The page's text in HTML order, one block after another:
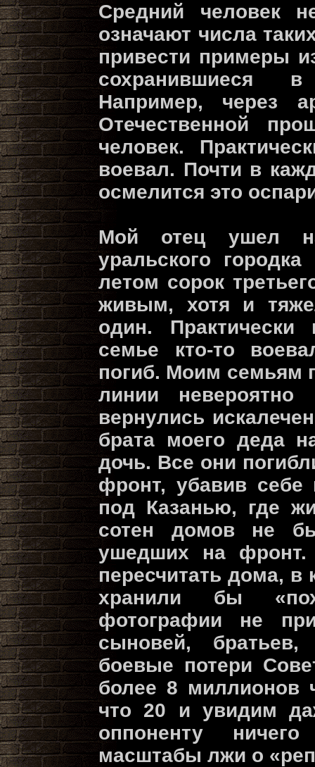
Средний человек
означают числа
привести примеры
сохранившиеся
Например, через
Отечественной
человек.
воевал. Почти в
осмелится это
Мой отец ушел
уральского
летом сорок
живым, хотя и
один.
семье кто-то
погиб. Моим семьям
линии
вернулись
брата моего деда
дочь. Все они
фронт, убавив
под Казанью, где
сотен домов не
ушедших на
пересчитать дома, в
хранили бы
фотографии не
сыновей, братьев,
боевые потери
более 8 миллионов
что 20 и увидим
оппоненту
масштабы лжи о